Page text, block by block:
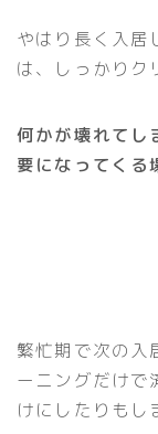
やはり長く入居
は、しっかりク
何かが壊れてし
要になってくる
繁忙期で次の入
ーニングだけで
けにしたりもし